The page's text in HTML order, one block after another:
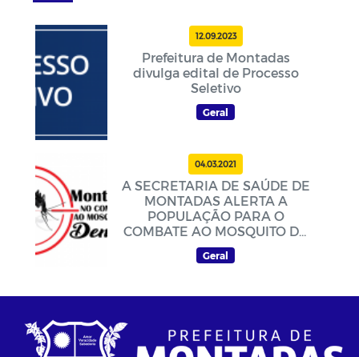
12.09.2023
Prefeitura de Montadas
divulga edital de Processo
Seletivo
Geral
04.03.2021
A SECRETARIA DE SAÚDE DE
MONTADAS ALERTA A
POPULAÇÃO PARA O
COMBATE AO MOSQUITO DA
DENGUE
Geral